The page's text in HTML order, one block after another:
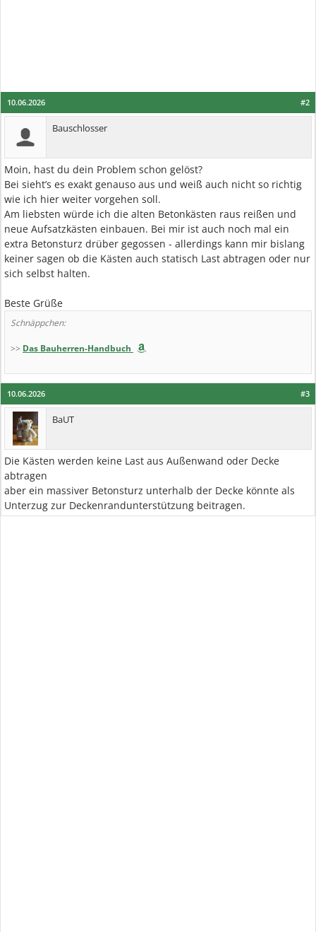
#2
10.06.2026
Bauschlosser
Moin, hast du dein Problem schon gelöst?
Bei sieht’s es exakt genauso aus und weiß auch nicht so richtig
wie ich hier weiter vorgehen soll.
Am liebsten würde ich die alten Betonkästen raus reißen und
neue Aufsatzkästen einbauen. Bei mir ist auch noch mal ein
extra Betonsturz drüber gegossen - allerdings kann mir bislang
keiner sagen ob die Kästen auch statisch Last abtragen oder nur
sich selbst halten.
Beste Grüße
Schnäppchen:
>> Das Bauherren-Handbuch
#3
10.06.2026
BaUT
Die Kästen werden keine Last aus Außenwand oder Decke
abtragen
aber ein massiver Betonsturz unterhalb der Decke könnte als
Unterzug zur Deckenrandunterstützung beitragen.